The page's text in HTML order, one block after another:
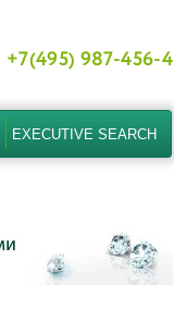
+7(495) 987-456-4
EXECUTIVE SEARCH